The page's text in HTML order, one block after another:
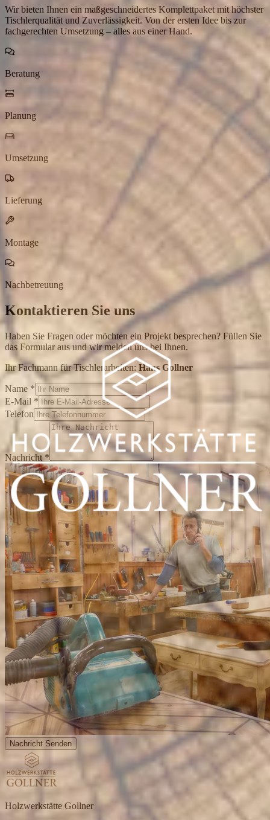
Wir bieten Ihnen ein maßgeschneidertes Komplettpaket mit höchster
Tischlerqualität und Zuverlässigkeit. Von der ersten Idee bis zur
fachgerechten Umsetzung – alles aus einer Hand.
Beratung
Planung
Umsetzung
Lieferung
Montage
Nachbetreuung
Kontaktieren Sie uns
Haben Sie Fragen oder möchten ein Projekt besprechen? Füllen Sie
das Formular aus und wir melden uns bei Ihnen.
Ihr Fachmann für Tischlerarbeiten: Hans Gollner
Name *
E-Mail *
Telefon
Nachricht *
Nachricht Senden
Holzwerkstätte Gollner